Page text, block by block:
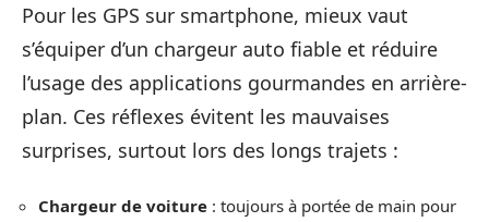
Pour les GPS sur smartphone, mieux vaut
s’équiper d’un chargeur auto fiable et réduire
l’usage des applications gourmandes en arrière-
plan. Ces réflexes évitent les mauvaises
surprises, surtout lors des longs trajets :
Chargeur de voiture : toujours à portée de main pour